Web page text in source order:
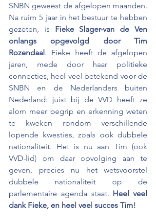
SNBN geweest de afgelopen maanden.
Na ruim 5 jaar in het bestuur te hebben
gezeten, is Fieke Slager-van de Ven
onlangs opgevolgd door Tim
Rozendaal. Fieke heeft de afgelopen
jaren, mede door haar politieke
connecties, heel veel betekend voor de
SNBN en de Nederlanders buiten
Nederland: juist bij de VVD heeft ze
alom meer begrip en erkenning weten
te kweken rondom verschillende
lopende kwesties, zoals ook dubbele
nationaliteit. Het is nu aan Tim (ook
VVD-lid) om daar opvolging aan te
geven, precies nu het wetsvoorstel
dubbele nationaliteit op de
parlementaire agenda staat. Heel veel
dank Fieke, en heel veel succes Tim!